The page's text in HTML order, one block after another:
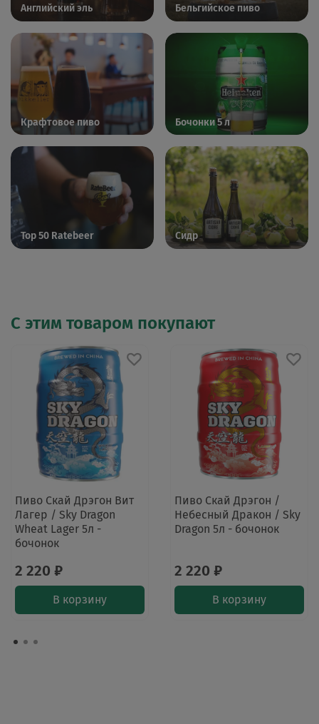
Английский эль Бельгийское пиво
Крафтовое пиво Бочонки 5 л
Top 50 Ratebeer Сидр
С этим товаром покупают
Пиво Скай Дрэгон Вит
Лагер / Sky Dragon
Wheat Lager 5л -
бочонок
2 220 ₽
В корзину
Пиво Скай Дрэгон /
Небесный Дракон / Sky
Dragon 5л - бочонок
2 220 ₽
В корзину